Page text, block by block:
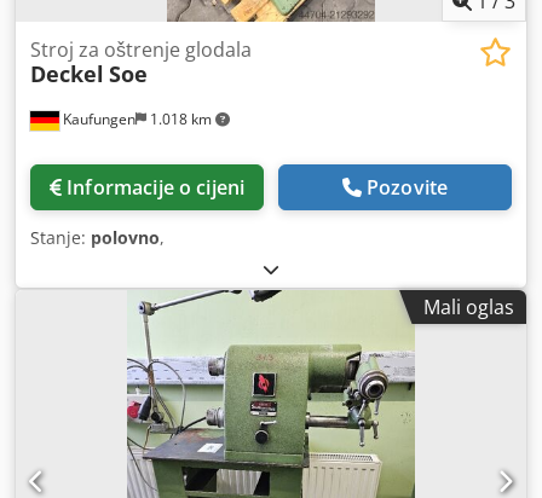
Kaufungen 1.018 km
Stroj za oštrenje glodala
Deckel Soe
Informacije o cijeni Pozovite
Stanje: polovno,
Mali oglas